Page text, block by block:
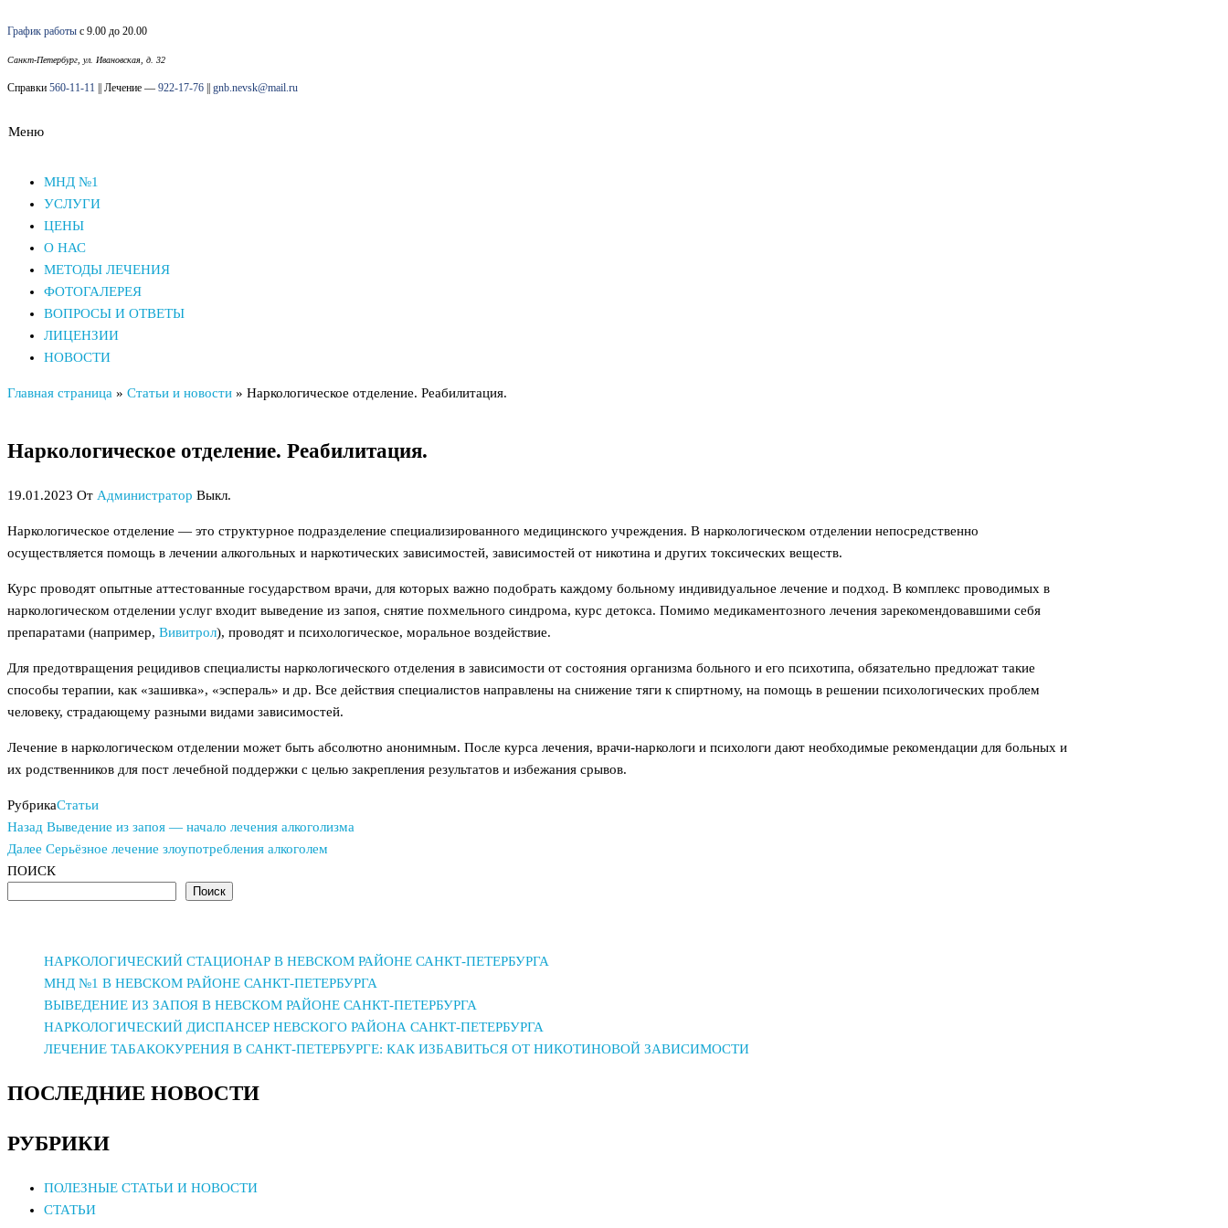
к
содержимому
График работы с 9.00 до 20.00
Санкт-Петербург, ул. Ивановская, д. 32
Справки 560-11-11 || Лечение — 922-17-76 gnb.nevsk@mail.ru
Меню
МНД №1
УСЛУГИ
ЦЕНЫ
О НАС
МЕТОДЫ ЛЕЧЕНИЯ
ФОТОГАЛЕРЕЯ
ВОПРОСЫ И ОТВЕТЫ
ЛИЦЕНЗИИ
НОВОСТИ
Главная страница » Статьи и новости » Наркологическое отделение. Реабилитация.
Наркологическое отделение. Реабилитация.
19.01.2023 От Администратор Выкл.
Наркологическое отделение — это структурное подразделение специализированного медицинского учреждения. В наркологическом отделении непосредственно
осуществляется помощь в лечении алкогольных и наркотических зависимостей, зависимостей от никотина и других токсических веществ.
Курс проводят опытные аттестованные государством врачи, для которых важно подобрать каждому больному индивидуальное лечение и подход. В комплекс проводимых в
наркологическом отделении услуг входит выведение из запоя, снятие похмельного синдрома, курс детокса. Помимо медикаментозного лечения зарекомендовавшими себя
препаратами (например, Вивитрол), проводят и психологическое, моральное воздействие.
Для предотвращения рецидивов специалисты наркологического отделения в зависимости от состояния организма больного и его психотипа, обязательно предложат такие
способы терапии, как «зашивка», «эспераль» и др. Все действия специалистов направлены на снижение тяги к спиртному, на помощь в решении психологических проблем
человеку, страдающему разными видами зависимостей.
Лечение в наркологическом отделении может быть абсолютно анонимным. После курса лечения, врачи-наркологи и психологи дают необходимые рекомендации для больных и
их родственников для пост лечебной поддержки с целью закрепления результатов и избежания срывов.
РубрикаСтатьи
Навигация
по
записям
Предыдущая
запись
Назад Выведение из запоя — начало лечения алкоголизма
Следующая
запись
Далее Серьёзное лечение злоупотребления алкоголем
ПОИСК
Поиск
НАРКОЛОГИЧЕСКИЙ СТАЦИОНАР В НЕВСКОМ РАЙОНЕ САНКТ-ПЕТЕРБУРГА
МНД №1 В НЕВСКОМ РАЙОНЕ САНКТ-ПЕТЕРБУРГА
ВЫВЕДЕНИЕ ИЗ ЗАПОЯ В НЕВСКОМ РАЙОНЕ САНКТ-ПЕТЕРБУРГА
НАРКОЛОГИЧЕСКИЙ ДИСПАНСЕР НЕВСКОГО РАЙОНА САНКТ-ПЕТЕРБУРГА
ЛЕЧЕНИЕ ТАБАКОКУРЕНИЯ В САНКТ-ПЕТЕРБУРГЕ: КАК ИЗБАВИТЬСЯ ОТ НИКОТИНОВОЙ ЗАВИСИМОСТИ
ПОСЛЕДНИЕ НОВОСТИ
РУБРИКИ
ПОЛЕЗНЫЕ СТАТЬИ И НОВОСТИ
СТАТЬИ